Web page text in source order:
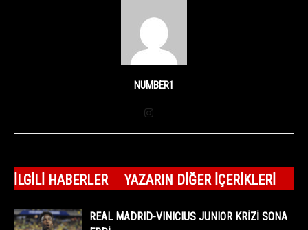
NUMBER1
İLGILI HABERLER YAZARIN DIĞER İÇERIKLERI
REAL MADRID-VINICIUS JUNIOR KRİZİ SONA